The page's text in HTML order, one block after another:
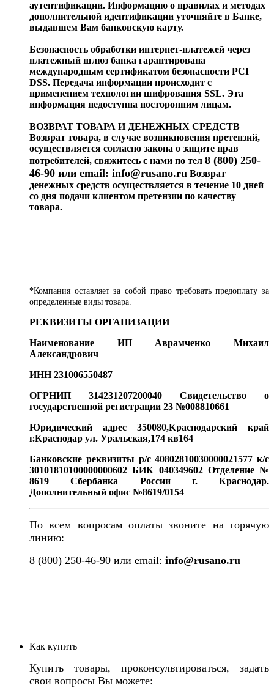
аутентификации. Информацию о правилах и методах
дополнительной идентификации уточняйте в Банке,
выдавшем Вам банковскую карту.
Безопасность обработки интернет-платежей через
платежный шлюз банка гарантирована
международным сертификатом безопасности PCI
DSS. Передача информации происходит с
применением технологии шифрования SSL. Эта
информация недоступна посторонним лицам.
ВОЗВРАТ ТОВАРА И ДЕНЕЖНЫХ СРЕДСТВ
Возврат товара, в случае возникновения претензий,
осуществляется согласно закона о защите прав
потребителей, свяжитесь с нами по тел 8 (800) 250-
46-90 или email: info@rusano.ru Возврат
денежных средств осуществляется в течение 10 дней
со дня подачи клиентом претензии по качеству
товара.
*Компания оставляет за собой право требовать предоплату за
определенные виды товара.
РЕКВИЗИТЫ ОРГАНИЗАЦИИ
Наименование ИП Аврамченко Михаил
Александрович
ИНН 231006550487
ОГРНИП 314231207200040 Свидетельство о
государственной регистрации 23 №008810661
Юридический адрес 350080,Краснодарский край
г.Краснодар ул. Уральская,174 кв164
Банковские реквизиты р/с 40802810030000021577 к/с
30101810100000000602 БИК 040349602 Отделение №
8619 Сбербанка России г. Краснодар.
Дополнительный офис №8619/0154
По всем вопросам оплаты звоните на горячую
линию:
8 (800) 250-46-90 или email: info@rusano.ru
Как купить
Купить товары, проконсультироваться, задать
свои вопросы Вы можете: